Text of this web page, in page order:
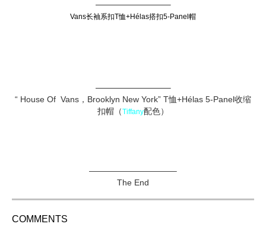
——————————–
Vans长袖系扣T恤+Hélas搭扣5-Panel帽
——————————–
“ House Of Vans，Brooklyn New York” T恤+Hélas 5-Panel收缩
扣帽（Tiffany配色）
——————————–
The End
COMMENTS